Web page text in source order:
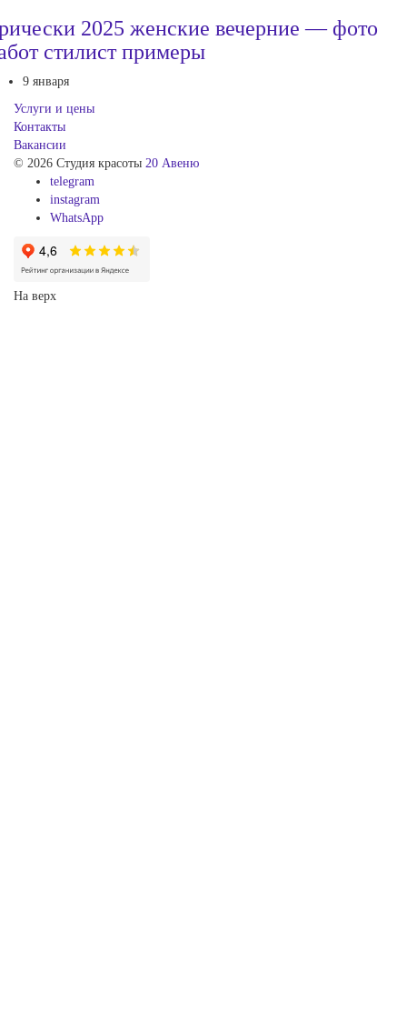
2025 женские вечерние — фото
стилист примеры
9 января
Услуги и цены
Контакты
Вакансии
© 2026 Студия красоты 20 Авеню
telegram
instagram
WhatsApp
На верх